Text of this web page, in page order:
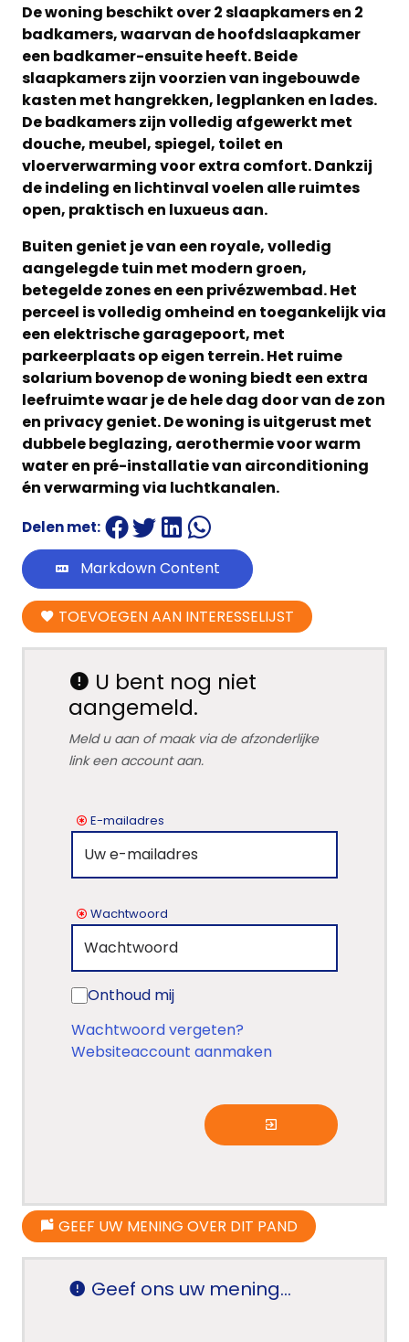
De woning beschikt over 2 slaapkamers en 2
badkamers, waarvan de hoofdslaapkamer
een badkamer-ensuite heeft. Beide
slaapkamers zijn voorzien van ingebouwde
kasten met hangrekken, legplanken en lades.
De badkamers zijn volledig afgewerkt met
douche, meubel, spiegel, toilet en
vloerverwarming voor extra comfort. Dankzij
de indeling en lichtinval voelen alle ruimtes
open, praktisch en luxueus aan.
Buiten geniet je van een royale, volledig
aangelegde tuin met modern groen,
betegelde zones en een privézwembad. Het
perceel is volledig omheind en toegankelijk via
een elektrische garagepoort, met
parkeerplaats op eigen terrein. Het ruime
solarium bovenop de woning biedt een extra
leefruimte waar je de hele dag door van de zon
en privacy geniet. De woning is uitgerust met
dubbele beglazing, aerothermie voor warm
water en pré-installatie van airconditioning
én verwarming via luchtkanalen.
Delen met:
Markdown Content
TOEVOEGEN AAN INTERESSELIJST
U bent nog niet
aangemeld.
Meld u aan of maak via de afzonderlijke
link een account aan.
E-mailadres
Wachtwoord
Onthoud mij
Wachtwoord vergeten?
Websiteaccount aanmaken
GEEF UW MENING OVER DIT PAND
Geef ons uw mening...